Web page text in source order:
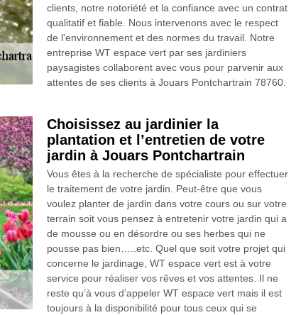
clients, notre notoriété et la confiance avec un contrat
qualitatif et fiable. Nous intervenons avec le respect
de l'environnement et des normes du travail. Notre
entreprise WT espace vert par ses jardiniers
paysagistes collaborent avec vous pour parvenir aux
attentes de ses clients à Jouars Pontchartrain 78760.
Choisissez au jardinier la
plantation et l’entretien de votre
jardin à Jouars Pontchartrain
Vous êtes à la recherche de spécialiste pour effectuer
le traitement de votre jardin. Peut-être que vous
voulez planter de jardin dans votre cours ou sur votre
terrain soit vous pensez à entretenir votre jardin qui a
de mousse ou en désordre ou ses herbes qui ne
pousse pas bien…..etc. Quel que soit votre projet qui
concerne le jardinage, WT espace vert est à votre
service pour réaliser vos rêves et vos attentes. Il ne
reste qu’à vous d’appeler WT espace vert mais il est
toujours à la disponibilité pour tous ceux qui se